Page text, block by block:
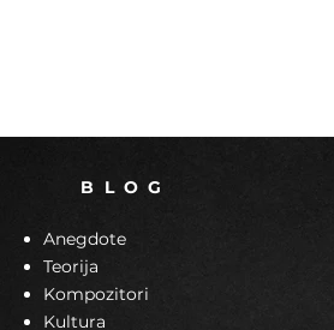
B L O G
Anegdote
Teorija
Kompozitori
Kultura